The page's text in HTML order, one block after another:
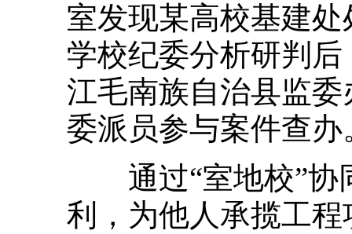
室发现某高校基建
学校纪委分析研判
江毛南族自治县监
委派员参与案件查办
通过“室地校”协
利，为他人承揽工